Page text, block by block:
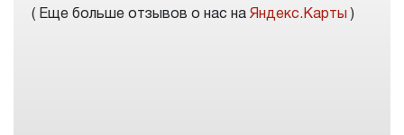
( Еще больше отзывов о нас на Яндекс.Карты )